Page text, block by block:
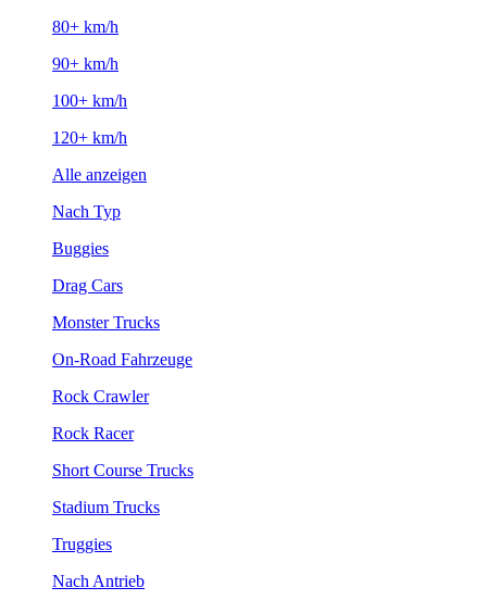
80+ km/h
90+ km/h
100+ km/h
120+ km/h
Alle anzeigen
Nach Typ
Buggies
Drag Cars
Monster Trucks
On-Road Fahrzeuge
Rock Crawler
Rock Racer
Short Course Trucks
Stadium Trucks
Truggies
Nach Antrieb